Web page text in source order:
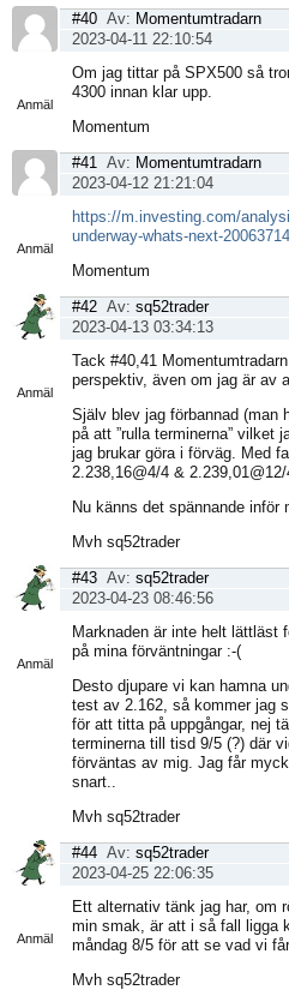
Anmäl
#40 Av: Momentumtradarn
2023-04-11 22:10:54
Om jag tittar på SPX500 så
4300 innan klar upp.
Momentum
Anmäl
#41 Av: Momentumtradarn
2023-04-12 21:21:04
https://m.investing.com/
underway-whats-next-
Momentum
Anmäl
#42 Av: sq52trader
2023-04-13 03:34:13
Tack #40,41
perspektiv, även om jag är av
Själv blev jag förbannad (man
på att ”rulla terminerna” vilket
jag brukar göra i förväg. Med
2.238,16@4/4 & 2.239,01@12/
Nu känns det spännande
Mvh sq52trader
Anmäl
#43 Av: sq52trader
2023-04-23 08:46:56
Marknaden är inte helt
på mina förväntningar :-(
Desto djupare vi kan hamna
test av 2.162, så kommer jag
för att titta på uppgångar, nej
terminerna till tisd 9/5 (?) där
förväntas av mig. Jag får
snart..
Mvh sq52trader
Anmäl
#44 Av: sq52trader
2023-04-25 22:06:35
Ett alternativ tänk jag har, om
min smak, är att i så fall ligga
måndag 8/5 för att se vad vi
Mvh sq52trader